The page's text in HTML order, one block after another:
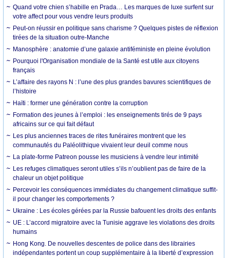
Quand votre chien s’habille en Prada… Les marques de luxe surfent sur
votre affect pour vous vendre leurs produits
Peut-on réussir en politique sans charisme ? Quelques pistes de réflexion
tirées de la situation outre-Manche
Manosphère : anatomie d’une galaxie antiféministe en pleine évolution
Pourquoi l'Organisation mondiale de la Santé est utile aux citoyens
français
L’affaire des rayons N : l’une des plus grandes bavures scientifiques de
l’histoire
Haïti : former une génération contre la corruption
Formation des jeunes à l’emploi : les enseignements tirés de 9 pays
africains sur ce qui fait défaut
Les plus anciennes traces de rites funéraires montrent que les
communautés du Paléolithique vivaient leur deuil comme nous
La plate-forme Patreon pousse les musiciens à vendre leur intimité
Les refuges climatiques seront utiles s’ils n’oublient pas de faire de la
chaleur un objet politique
Percevoir les conséquences immédiates du changement climatique suffit-
il pour changer les comportements ?
Ukraine : Les écoles gérées par la Russie bafouent les droits des enfants
UE : L’accord migratoire avec la Tunisie aggrave les violations des droits
humains
Hong Kong. De nouvelles descentes de police dans des librairies
indépendantes portent un coup supplémentaire à la liberté d’expression